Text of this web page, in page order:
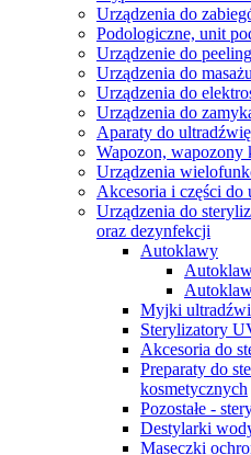
Urządzenia do
Podologiczne, unit
Urządzenie do
Urządzenia do
Urządzenia do
Urządzenia do
Aparaty do
Wapozon, wapozony
Urządzenia
Akcesoria i części do
Urządzenia do
oraz dezynfekcji
Autoklawy
Myjki
Sterylizatory
Akcesoria do
Preparaty do
kosmetycznych
Pozostałe -
Destylarki
Maseczki